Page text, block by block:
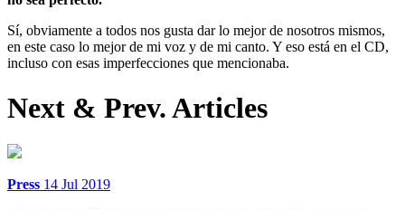
Sí, obviamente a todos nos gusta dar lo mejor de nosotros mismos,
en este caso lo mejor de mi voz y de mi canto. Y eso está en el CD,
incluso con esas imperfecciones que mencionaba.
Next & Prev. Articles
Press 14 Jul 2019